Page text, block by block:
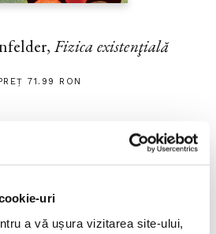
uri
a vă ușura vizitarea site-ului,
Fizica existenţială
71.99 RON